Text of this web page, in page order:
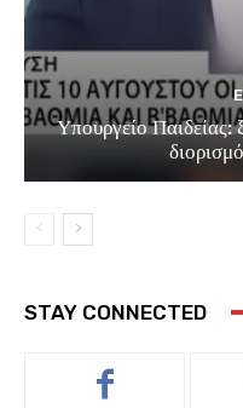
Υπουργείο Παιδείας:
STAY CONNECTED